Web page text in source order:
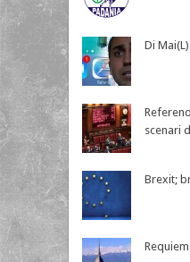
Di
scenari
Brexit;